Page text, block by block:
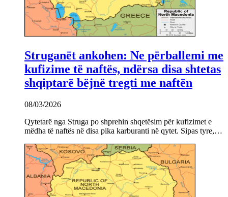
Struganët ankohen: Ne përballemi me
kufizime të naftës, ndërsa disa shtetas
shqiptarë bëjnë tregti me naftën
08/03/2026
Qytetarë nga Struga po shprehin shqetësim për kufizimet e
mëdha të naftës në disa pika karburanti në qytet. Sipas tyre,…